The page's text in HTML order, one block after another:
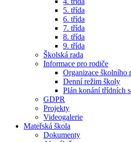
5. třída
6. třída
7. třída
8. třída
9. třída
Školská rada
Informace pro rodiče
Organizace školního
Denní režim školy
Plán konání třídních
GDPR
Projekty
Videogalerie
Mateřská škola
Dokumenty